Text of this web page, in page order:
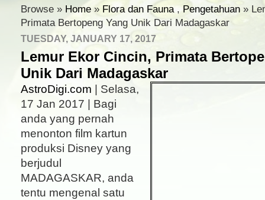
Browse » Home » Flora dan Fauna,Pengetahuan »
Primata Bertopeng Yang Unik Dari Madagaskar
TUESDAY, JANUARY 17, 2017
Lemur Ekor Cincin, Primata
Unik Dari Madagaskar
AstroDigi.com | Selasa,
17 Jan 2017 | Bagi
anda yang pernah
menonton film kartun
produksi Disney yang
berjudul
MADAGASKAR, anda
tentu mengenal satu